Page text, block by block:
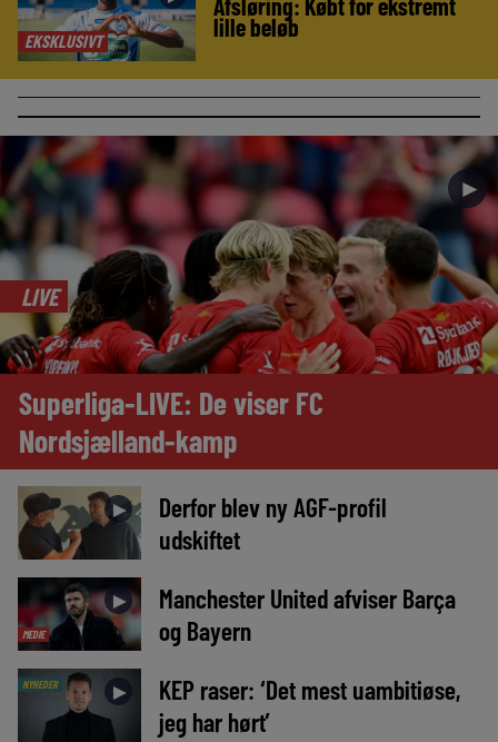
EKSKLUSIVT lille beløb
►
LIVE
Superliga-LIVE: De viser FC
Nordsjælland-kamp
►
Derfor blev ny AGF-profil
udskiftet
MEDIE
►
Manchester United afviser Barça
og Bayern
NYHEDER ►
KEP raser: ‘Det mest uambitiøse,
jeg har hørt’